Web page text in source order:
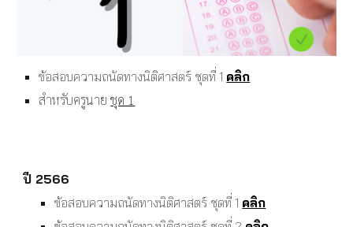
ข้อสอบความถนัดทางนิติศาสตร์ ชุดที่ 1 คลิก
สำหรับครูนายชุด 1
ปี 2566
ข้อสอบความถนัดทางนิติศาสตร์ ชุดที่ 1 คลิก